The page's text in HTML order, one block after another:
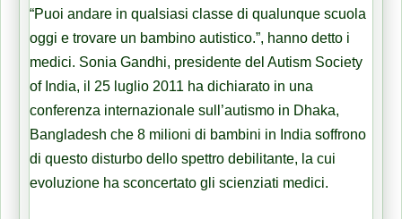
“Puoi andare in qualsiasi classe di qualunque scuola
oggi e trovare un bambino autistico.”, hanno detto i
medici. Sonia Gandhi, presidente del Autism Society
of India, il 25 luglio 2011 ha dichiarato in una
conferenza internazionale sull’autismo in Dhaka,
Bangladesh che 8 milioni di bambini in India soffrono
di questo disturbo dello spettro debilitante, la cui
evoluzione ha sconcertato gli scienziati medici.